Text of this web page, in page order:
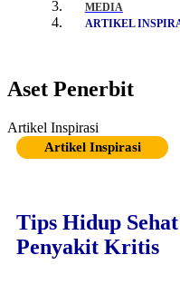
MEDIA
ARTIKEL
Aset Penerbit
Artikel Inspirasi
Artikel Inspirasi
Tips Hidup
Penyakit Kritis